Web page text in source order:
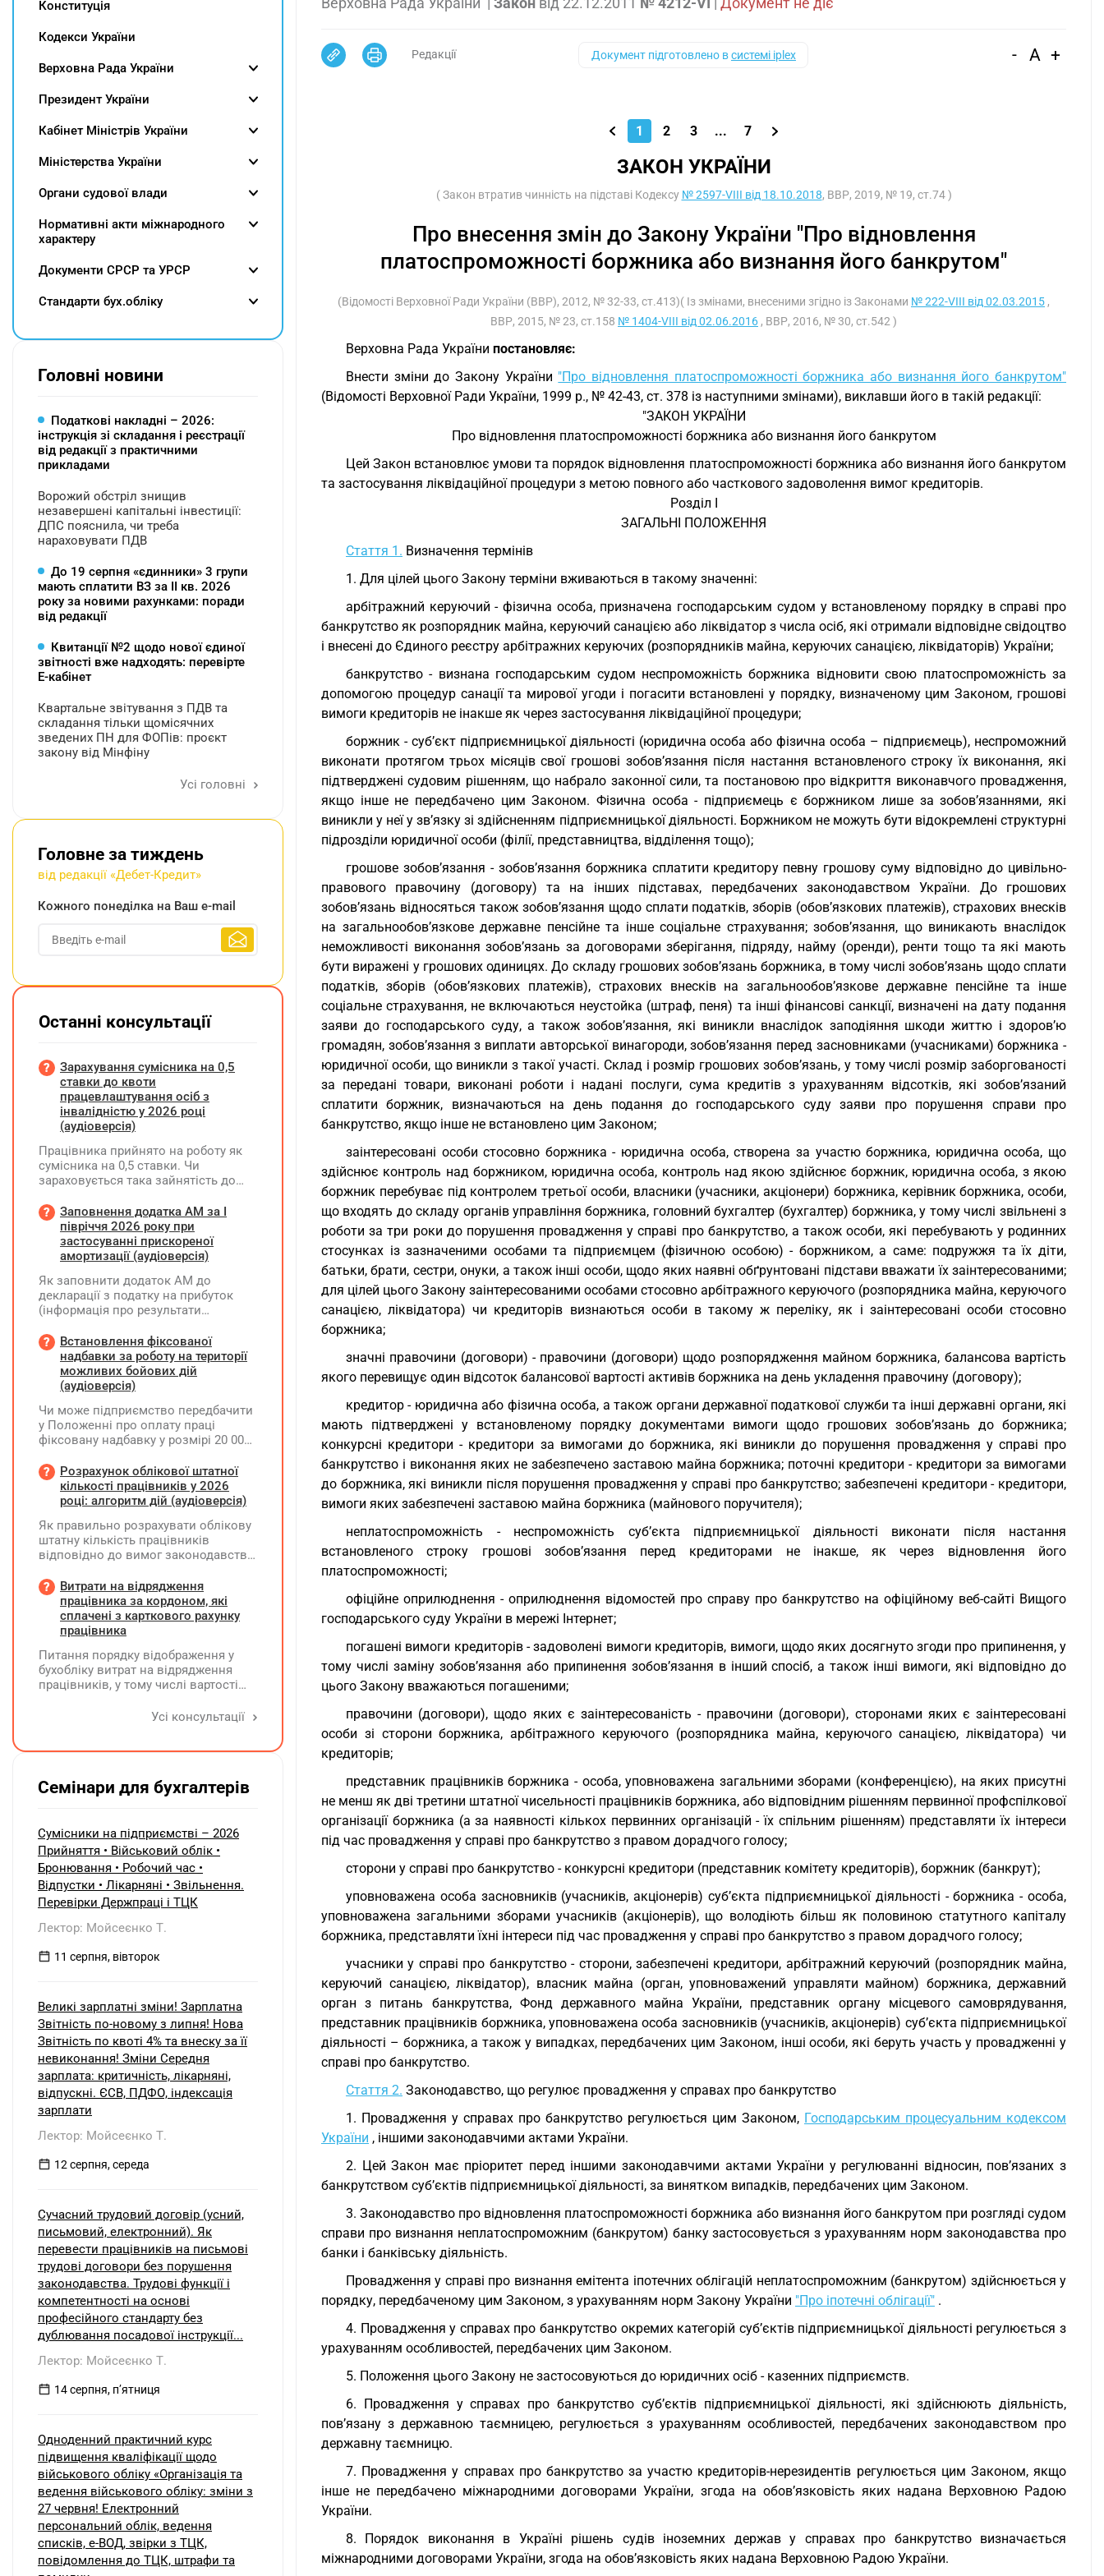
Редакції Документ підготовлено всистемі iplex - A +
1 2 3 ... 7
ЗАКОН УКРАЇНИ
( Закон втратив чинність на підставі Кодексу № 2597-VIII від 18.10.2018, ВВР, 2019, № 19, ст.74 )
Про внесення змін до Закону України "Про відновлення
платоспроможності боржника або визнання його банкрутом"
(Відомості Верховної Ради України (ВВР), 2012, № 32-33, ст.413)( Із змінами, внесеними згідно із Законами № 222-VIII від 02.03.2015 ,
ВВР, 2015, № 23, ст.158 № 1404-VIII від 02.06.2016 , ВВР, 2016, № 30, ст.542 )
Верховна Рада України постановляє:
Внести зміни до Закону України "Про відновлення платоспроможності боржника або визнання його банкрутом"
(Відомості Верховної Ради України, 1999 р., № 42-43, ст. 378 із наступними змінами), виклавши його в такій редакції:
"ЗАКОН УКРАЇНИ
Про відновлення платоспроможності боржника або визнання його банкрутом
Цей Закон встановлює умови та порядок відновлення платоспроможності боржника або визнання його банкрутом
та застосування ліквідаційної процедури з метою повного або часткового задоволення вимог кредиторів.
Розділ I
ЗАГАЛЬНІ ПОЛОЖЕННЯ
Стаття 1. Визначення термінів
1. Для цілей цього Закону терміни вживаються в такому значенні:
арбітражний керуючий - фізична особа, призначена господарським судом у встановленому порядку в справі про
банкрутство як розпорядник майна, керуючий санацією або ліквідатор з числа осіб, які отримали відповідне свідоцтво
і внесені до Єдиного реєстру арбітражних керуючих (розпорядників майна, керуючих санацією, ліквідаторів) України;
банкрутство - визнана господарським судом неспроможність боржника відновити свою платоспроможність за
допомогою процедур санації та мирової угоди і погасити встановлені у порядку, визначеному цим Законом, грошові
вимоги кредиторів не інакше як через застосування ліквідаційної процедури;
боржник - суб’єкт підприємницької діяльності (юридична особа або фізична особа – підприємець), неспроможний
виконати протягом трьох місяців свої грошові зобов’язання після настання встановленого строку їх виконання, які
підтверджені судовим рішенням, що набрало законної сили, та постановою про відкриття виконавчого провадження,
якщо інше не передбачено цим Законом. Фізична особа - підприємець є боржником лише за зобов’язаннями, які
виникли у неї у зв’язку зі здійсненням підприємницької діяльності. Боржником не можуть бути відокремлені структурні
підрозділи юридичної особи (філії, представництва, відділення тощо);
грошове зобов’язання - зобов’язання боржника сплатити кредитору певну грошову суму відповідно до цивільно-
правового правочину (договору) та на інших підставах, передбачених законодавством України. До грошових
зобов’язань відносяться також зобов’язання щодо сплати податків, зборів (обов’язкових платежів), страхових внесків
на загальнообов’язкове державне пенсійне та інше соціальне страхування; зобов’язання, що виникають внаслідок
неможливості виконання зобов’язань за договорами зберігання, підряду, найму (оренди), ренти тощо та які мають
бути виражені у грошових одиницях. До складу грошових зобов’язань боржника, в тому числі зобов’язань щодо сплати
податків, зборів (обов’язкових платежів), страхових внесків на загальнообов’язкове державне пенсійне та інше
соціальне страхування, не включаються неустойка (штраф, пеня) та інші фінансові санкції, визначені на дату подання
заяви до господарського суду, а також зобов’язання, які виникли внаслідок заподіяння шкоди життю і здоров’ю
громадян, зобов’язання з виплати авторської винагороди, зобов’язання перед засновниками (учасниками) боржника -
юридичної особи, що виникли з такої участі. Склад і розмір грошових зобов’язань, у тому числі розмір заборгованості
за передані товари, виконані роботи і надані послуги, сума кредитів з урахуванням відсотків, які зобов’язаний
сплатити боржник, визначаються на день подання до господарського суду заяви про порушення справи про
банкрутство, якщо інше не встановлено цим Законом;
заінтересовані особи стосовно боржника - юридична особа, створена за участю боржника, юридична особа, що
здійснює контроль над боржником, юридична особа, контроль над якою здійснює боржник, юридична особа, з якою
боржник перебуває під контролем третьої особи, власники (учасники, акціонери) боржника, керівник боржника, особи,
що входять до складу органів управління боржника, головний бухгалтер (бухгалтер) боржника, у тому числі звільнені з
роботи за три роки до порушення провадження у справі про банкрутство, а також особи, які перебувають у родинних
стосунках із зазначеними особами та підприємцем (фізичною особою) - боржником, а саме: подружжя та їх діти,
батьки, брати, сестри, онуки, а також інші особи, щодо яких наявні обґрунтовані підстави вважати їх заінтересованими;
для цілей цього Закону заінтересованими особами стосовно арбітражного керуючого (розпорядника майна, керуючого
санацією, ліквідатора) чи кредиторів визнаються особи в такому ж переліку, як і заінтересовані особи стосовно
боржника;
значні правочини (договори) - правочини (договори) щодо розпорядження майном боржника, балансова вартість
якого перевищує один відсоток балансової вартості активів боржника на день укладення правочину (договору);
кредитор - юридична або фізична особа, а також органи державної податкової служби та інші державні органи, які
мають підтверджені у встановленому порядку документами вимоги щодо грошових зобов’язань до боржника;
конкурсні кредитори - кредитори за вимогами до боржника, які виникли до порушення провадження у справі про
банкрутство і виконання яких не забезпечено заставою майна боржника; поточні кредитори - кредитори за вимогами
до боржника, які виникли після порушення провадження у справі про банкрутство; забезпечені кредитори - кредитори,
вимоги яких забезпечені заставою майна боржника (майнового поручителя);
неплатоспроможність - неспроможність суб’єкта підприємницької діяльності виконати після настання
встановленого строку грошові зобов’язання перед кредиторами не інакше, як через відновлення його
платоспроможності;
офіційне оприлюднення - оприлюднення відомостей про справу про банкрутство на офіційному веб-сайті Вищого
господарського суду України в мережі Інтернет;
погашені вимоги кредиторів - задоволені вимоги кредиторів, вимоги, щодо яких досягнуто згоди про припинення, у
тому числі заміну зобов’язання або припинення зобов’язання в інший спосіб, а також інші вимоги, які відповідно до
цього Закону вважаються погашеними;
правочини (договори), щодо яких є заінтересованість - правочини (договори), сторонами яких є заінтересовані
особи зі сторони боржника, арбітражного керуючого (розпорядника майна, керуючого санацією, ліквідатора) чи
кредиторів;
представник працівників боржника - особа, уповноважена загальними зборами (конференцією), на яких присутні
не менш як дві третини штатної чисельності працівників боржника, або відповідним рішенням первинної профспілкової
організації боржника (а за наявності кількох первинних організацій - їх спільним рішенням) представляти їх інтереси
під час провадження у справі про банкрутство з правом дорадчого голосу;
сторони у справі про банкрутство - конкурсні кредитори (представник комітету кредиторів), боржник (банкрут);
уповноважена особа засновників (учасників, акціонерів) суб’єкта підприємницької діяльності - боржника - особа,
уповноважена загальними зборами учасників (акціонерів), що володіють більш як половиною статутного капіталу
боржника, представляти їхні інтереси під час провадження у справі про банкрутство з правом дорадчого голосу;
учасники у справі про банкрутство - сторони, забезпечені кредитори, арбітражний керуючий (розпорядник майна,
керуючий санацією, ліквідатор), власник майна (орган, уповноважений управляти майном) боржника, державний
орган з питань банкрутства, Фонд державного майна України, представник органу місцевого самоврядування,
представник працівників боржника, уповноважена особа засновників (учасників, акціонерів) суб’єкта підприємницької
діяльності – боржника, а також у випадках, передбачених цим Законом, інші особи, які беруть участь у провадженні у
справі про банкрутство.
Стаття 2. Законодавство, що регулює провадження у справах про банкрутство
1. Провадження у справах про банкрутство регулюється цим Законом, Господарським процесуальним кодексом
України , іншими законодавчими актами України.
2. Цей Закон має пріоритет перед іншими законодавчими актами України у регулюванні відносин, пов’язаних з
банкрутством суб’єктів підприємницької діяльності, за винятком випадків, передбачених цим Законом.
3. Законодавство про відновлення платоспроможності боржника або визнання його банкрутом при розгляді судом
справи про визнання неплатоспроможним (банкрутом) банку застосовується з урахуванням норм законодавства про
банки і банківську діяльність.
Провадження у справі про визнання емітента іпотечних облігацій неплатоспроможним (банкрутом) здійснюється у
порядку, передбаченому цим Законом, з урахуванням норм Закону України "Про іпотечні облігації" .
4. Провадження у справах про банкрутство окремих категорій суб’єктів підприємницької діяльності регулюється з
урахуванням особливостей, передбачених цим Законом.
5. Положення цього Закону не застосовуються до юридичних осіб - казенних підприємств.
6. Провадження у справах про банкрутство суб’єктів підприємницької діяльності, які здійснюють діяльність,
пов’язану з державною таємницею, регулюється з урахуванням особливостей, передбачених законодавством про
державну таємницю.
7. Провадження у справах про банкрутство за участю кредиторів-нерезидентів регулюється цим Законом, якщо
інше не передбачено міжнародними договорами України, згода на обов’язковість яких надана Верховною Радою
України.
8. Порядок виконання в Україні рішень судів іноземних держав у справах про банкрутство визначається
міжнародними договорами України, згода на обов’язковість яких надана Верховною Радою України.
Конституція
Кодекси України
Верховна Рада України
Президент України
Кабінет Міністрів України
Міністерства України
Органи судової влади
Нормативні акти міжнародного
характеру
Документи СРСР та УРСР
Cтандарти бух.обліку
Головні новини
Податкові накладні – 2026:
інструкція зі складання і реєстрації
від редакції з практичними
прикладами
Ворожий обстріл знищив
незавершені капітальні інвестиції:
ДПС пояснила, чи треба
нараховувати ПДВ
До 19 серпня «єдинники» 3 групи
мають сплатити ВЗ за ІІ кв. 2026
року за новими рахунками: поради
від редакції
Квитанції №2 щодо нової єдиної
звітності вже надходять: перевірте
Е-кабінет
Квартальне звітування з ПДВ та
складання тільки щомісячних
зведених ПН для ФОПів: проєкт
закону від Мінфіну
Усі головні
Головне за тиждень
від редакції «Дебет-Кредит»
Кожного понеділка на Ваш e-mail
Останні консультації
Зарахування сумісника на 0,5
ставки до квоти
працевлаштування осіб з
інвалідністю у 2026 році
(аудіоверсія)
Працівника прийнято на роботу як
сумісника на 0,5 ставки. Чи
зараховується така зайнятість до
осіб з інвалідністю відповідно до
вимог законодавства?
Заповнення додатка АМ за І
півріччя 2026 року при
застосуванні прискореної
амортизації (аудіоверсія)
Як заповнити додаток АМ до
декларації з податку на прибуток
(інформація про результати
Чи потрібно для цього брати дані
станом на 01.01.2026 р.? Якщо до
окремих верстатів групи 4
застосовується прискорена
вартість усіх таких верстатів на
початок і кінець звітного періоду?
При цьому щодо частини верстатів
прискореної амортизації прийнято з
01.01.2025 р., а щодо інших — з
01.01.2026 р.
Встановлення фіксованої
надбавки за роботу на території
можливих бойових дій
(аудіоверсія)
Чи може підприємство передбачити
у Положенні про оплату праці
фіксовану надбавку у розмірі 20 000
бойових дій, якщо для окремих
посад вона перевищуватиме 50%
посадового окладу?
Розрахунок облікової штатної
кількості працівників у 2026
році: алгоритм дій (аудіоверсія)
Як правильно розрахувати облікову
штатну кількість працівників
відповідно до вимог законодавства
Витрати на відрядження
працівника за кордоном, які
сплачені з карткового рахунку
працівника
Питання порядку відображення у
бухобліку витрат на відрядження
працівників, у тому числі вартості
карткового рахунку працівника та
Усі консультації
Семінари для бухгалтерів
Сумісники на підприємстві – 2026
Прийняття • Військовий облік •
Бронювання • Робочий час •
Відпустки • Лікарняні • Звільнення.
Перевірки Держпраці і ТЦК
Лектор: Мойсеєнко Т.
11 серпня, вівторок
Великі зарплатні зміни! Зарплатна
Звітність по-новому з липня! Нова
Звітність по квоті 4% та внеску за її
невиконання! Зміни Середня
зарплата: критичність, лікарняні,
відпускні. ЄСВ, ПДФО, індексація
зарплати
Лектор: Мойсеєнко Т.
12 серпня, середа
Сучасний трудовий договір (усний,
письмовий, електронний). Як
перевести працівників на письмові
трудові договори без порушення
законодавства. Трудові функції і
компетентності на основі
професійного стандарту без
дублювання посадової інструкції...
Лектор: Мойсеєнко Т.
14 серпня, пʼятниця
Одноденний практичний курс
підвищення кваліфікації щодо
військового обліку «Організація та
ведення військового обліку: зміни з
27 червня! Електронний
персональний облік, ведення
списків, е-ВОД, звірки з ТЦК,
повідомлення до ТЦК, штрафи та